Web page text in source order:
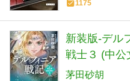
1175
新装版-デル
戦士３ (中公
茅田砂胡